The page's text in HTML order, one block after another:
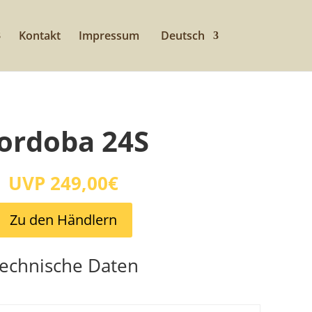
Kontakt Impressum Deutsch
24S
UVP 249,00€
Zu den Händlern
Daten